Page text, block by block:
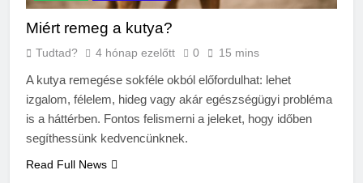
Miért remeg a kutya?
Tudtad? 4 hónap ezelőtt 0 15 mins
A kutya remegése sokféle okból előfordulhat: lehet
izgalom, félelem, hideg vagy akár egészségügyi probléma
is a háttérben. Fontos felismerni a jeleket, hogy időben
segíthessünk kedvencünknek.
Read Full News